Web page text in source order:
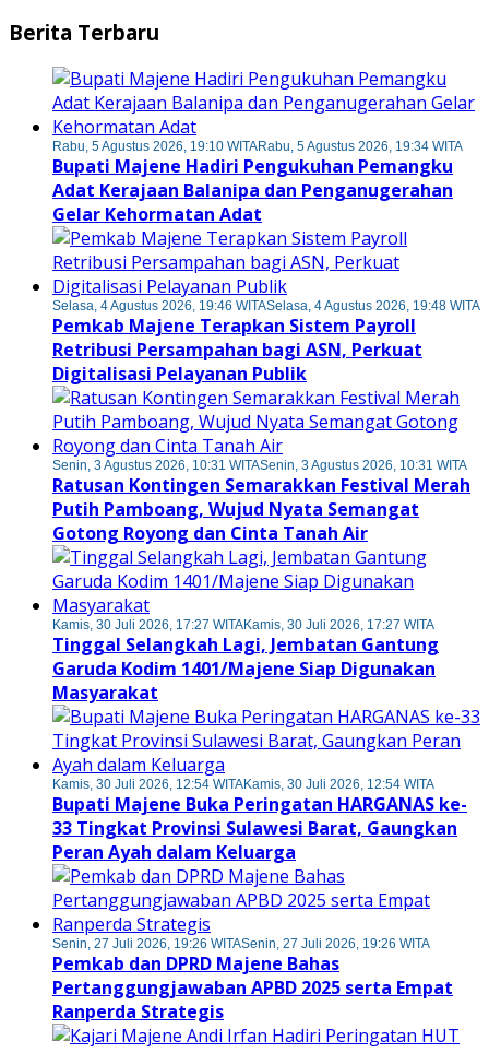
Berita Terbaru
Rabu, 5 Agustus 2026, 19:10 WITARabu, 5 Agustus 2026, 19:34 WITA
Bupati Majene Hadiri Pengukuhan Pemangku
Adat Kerajaan Balanipa dan Penganugerahan
Gelar Kehormatan Adat
Selasa, 4 Agustus 2026, 19:46 WITASelasa, 4 Agustus 2026, 19:48 WITA
Pemkab Majene Terapkan Sistem Payroll
Retribusi Persampahan bagi ASN, Perkuat
Digitalisasi Pelayanan Publik
Senin, 3 Agustus 2026, 10:31 WITASenin, 3 Agustus 2026, 10:31 WITA
Ratusan Kontingen Semarakkan Festival Merah
Putih Pamboang, Wujud Nyata Semangat
Gotong Royong dan Cinta Tanah Air
Kamis, 30 Juli 2026, 17:27 WITAKamis, 30 Juli 2026, 17:27 WITA
Tinggal Selangkah Lagi, Jembatan Gantung
Garuda Kodim 1401/Majene Siap Digunakan
Masyarakat
Kamis, 30 Juli 2026, 12:54 WITAKamis, 30 Juli 2026, 12:54 WITA
Bupati Majene Buka Peringatan HARGANAS ke-
33 Tingkat Provinsi Sulawesi Barat, Gaungkan
Peran Ayah dalam Keluarga
Senin, 27 Juli 2026, 19:26 WITASenin, 27 Juli 2026, 19:26 WITA
Pemkab dan DPRD Majene Bahas
Pertanggungjawaban APBD 2025 serta Empat
Ranperda Strategis